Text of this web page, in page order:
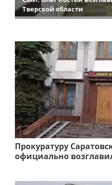
Тверской области
Прокуратуру
официально